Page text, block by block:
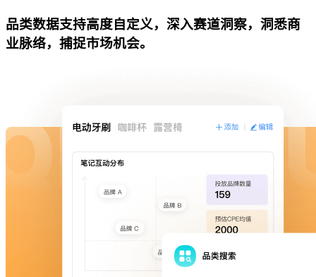
品类数据支持高度自定义，深入赛道洞察，洞悉商
业脉络，捕捉市场机会。